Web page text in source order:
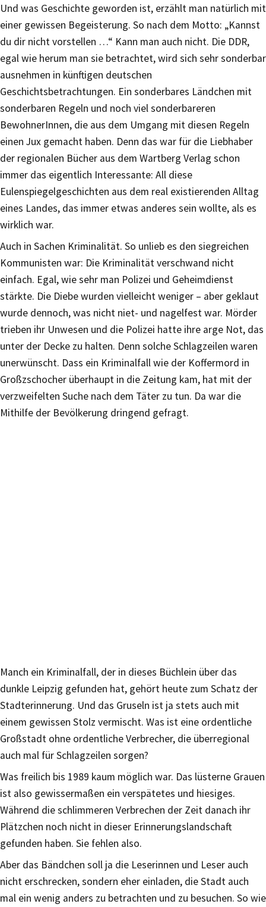
Und was Geschichte geworden ist, erzählt man natürlich mit
einer gewissen Begeisterung. So nach dem Motto: „Kannst
du dir nicht vorstellen …“ Kann man auch nicht. Die DDR,
egal wie herum man sie betrachtet, wird sich sehr sonderbar
ausnehmen in künftigen deutschen
Geschichtsbetrachtungen. Ein sonderbares Ländchen mit
sonderbaren Regeln und noch viel sonderbareren
BewohnerInnen, die aus dem Umgang mit diesen Regeln
einen Jux gemacht haben. Denn das war für die Liebhaber
der regionalen Bücher aus dem Wartberg Verlag schon
immer das eigentlich Interessante: All diese
Eulenspiegelgeschichten aus dem real existierenden Alltag
eines Landes, das immer etwas anderes sein wollte, als es
wirklich war.
Auch in Sachen Kriminalität. So unlieb es den siegreichen
Kommunisten war: Die Kriminalität verschwand nicht
einfach. Egal, wie sehr man Polizei und Geheimdienst
stärkte. Die Diebe wurden vielleicht weniger – aber geklaut
wurde dennoch, was nicht niet- und nagelfest war. Mörder
trieben ihr Unwesen und die Polizei hatte ihre arge Not, das
unter der Decke zu halten. Denn solche Schlagzeilen waren
unerwünscht. Dass ein Kriminalfall wie der Koffermord in
Großzschocher überhaupt in die Zeitung kam, hat mit der
verzweifelten Suche nach dem Täter zu tun. Da war die
Mithilfe der Bevölkerung dringend gefragt.
Manch ein Kriminalfall, der in dieses Büchlein über das
dunkle Leipzig gefunden hat, gehört heute zum Schatz der
Stadterinnerung. Und das Gruseln ist ja stets auch mit
einem gewissen Stolz vermischt. Was ist eine ordentliche
Großstadt ohne ordentliche Verbrecher, die überregional
auch mal für Schlagzeilen sorgen?
Was freilich bis 1989 kaum möglich war. Das lüsterne Grauen
ist also gewissermaßen ein verspätetes und hiesiges.
Während die schlimmeren Verbrechen der Zeit danach ihr
Plätzchen noch nicht in dieser Erinnerungslandschaft
gefunden haben. Sie fehlen also.
Aber das Bändchen soll ja die Leserinnen und Leser auch
nicht erschrecken, sondern eher einladen, die Stadt auch
mal ein wenig anders zu betrachten und zu besuchen. So wie